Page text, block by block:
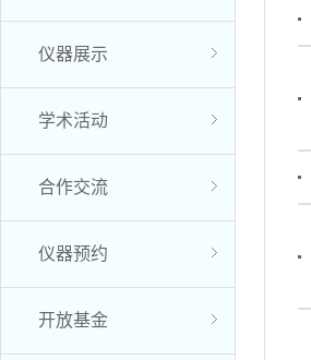
仪器展示
学术活动
合作交流
仪器预约
开放基金